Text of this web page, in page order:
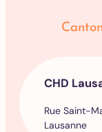
CHD
Rue Saint-
Lausanne